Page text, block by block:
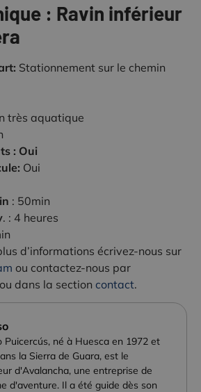
: Ravin inférieur
Stationnement sur le chemin
très aquatique
: Oui
Oui
: 50min
. : 4 heures
d’informations écrivez-nous sur
ou contactez-nous par
dans la section contact.
Puicercús, né à Huesca en 1972 et
la Sierra de Guara, est le
d'Avalancha, une entreprise de
d'aventure. Il a été guide dès son